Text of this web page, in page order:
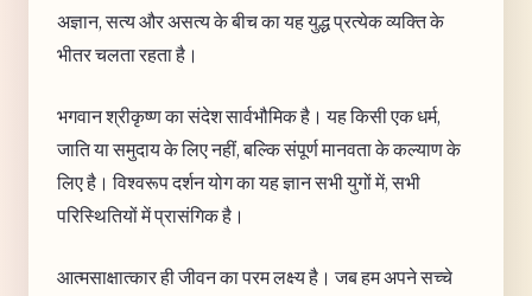
अज्ञान, सत्य और असत्य के बीच का यह युद्ध प्रत्येक व्यक्ति के
भीतर चलता रहता है।
भगवान श्रीकृष्ण का संदेश सार्वभौमिक है। यह किसी एक धर्म,
जाति या समुदाय के लिए नहीं, बल्कि संपूर्ण मानवता के कल्याण के
लिए है। विश्वरूप दर्शन योग का यह ज्ञान सभी युगों में, सभी
परिस्थितियों में प्रासंगिक है।
आत्मसाक्षात्कार ही जीवन का परम लक्ष्य है। जब हम अपने सच्चे